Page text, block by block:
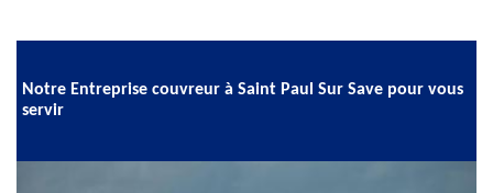
Notre Entreprise couvreur à Saint Paul Sur Save pour vous
servir